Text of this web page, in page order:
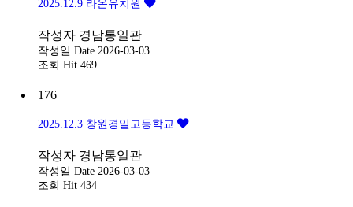
2025.12.9 라온유치원
작성자 경남통일관
작성일 Date 2026-03-03
조회 Hit 469
176
2025.12.3 창원경일고등학교
작성자 경남통일관
작성일 Date 2026-03-03
조회 Hit 434